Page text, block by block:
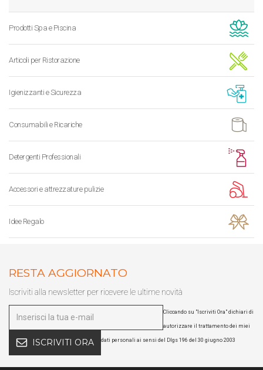
Prodotti Spa e Piscina
Articoli per Ristorazione
Igienizzanti e Sicurezza
Consumabili e Ricariche
Detergenti Professionali
Accessori e attrezzature pulizie
Idee Regalo
RESTA AGGIORNATO
Iscriviti alla newsletter per ricevere le ultime novità
ISCRIVITI ORA
Cliccando su "Iscriviti Ora" dichiari di
autorizzare il trattamento dei miei
dati personali ai sensi del Dlgs 196 del 30 giugno 2003